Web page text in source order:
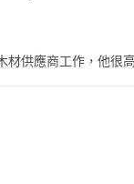
材供應商工作，他很